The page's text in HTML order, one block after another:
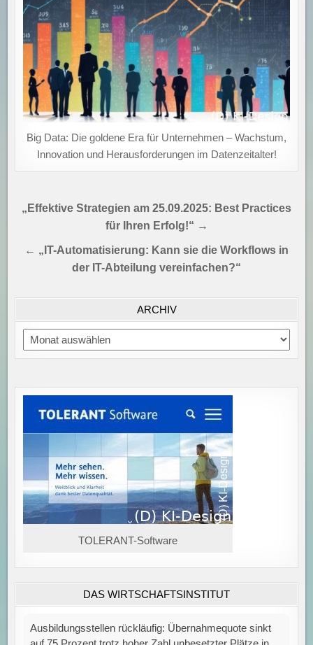
Big Data: Die goldene Era für Unternehmen – Wachstum,
Innovation und Herausforderungen im Datenzeitalter!
Beitragsnavigation
„Effektive Strategien am 25.09.2025: Best Practices
für Ihren Erfolg!“ →
← „IT-Automatisierung: Kann sie die Workflows in
der IT-Abteilung vereinfachen?“
ARCHIV
Archiv
TOLERANT-Software
DAS WIRTSCHAFTSINSTITUT
Ausbildungsstellen rückläufig: Übernahmequote sinkt